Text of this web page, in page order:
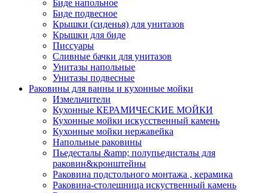
Биде напольное
Биде подвесное
Крышки (сиденья) для унитазов
Крышки для биде
Писсуары
Сливные бачки для унитазов
Унитазы напольные
Унитазы подвесные
Раковины для ванны и кухонные мойки
Измельчители
Кухонные КЕРАМИЧЕСКИЕ МОЙКИ
Кухонные мойки искусственный камень
Кухонные мойки нержавейка
Напольные раковины
Пьедесталы &amp; полупьедисталы для
раковин&кронштейны
Раковина подстольного монтажа , керамика
Раковина-столешница искуственный камень